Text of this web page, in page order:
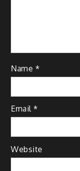
Name *
Email*
Website